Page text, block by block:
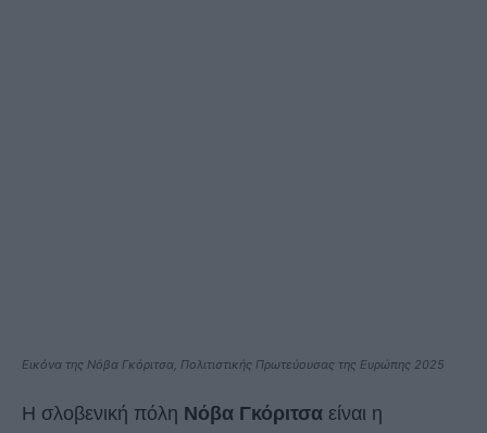
Εικόνα της Νόβα Γκόριτσα, Πολιτιστικής Πρωτεύουσας της Ευρώπης 2025
Η σλοβενική πόλη Νόβα Γκόριτσα είναι η